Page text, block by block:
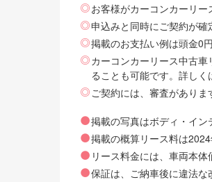
お客様がカーコンカーリー
申込みと同時にご契約が確
掲載のお支払い例は頭金0
カーコンカーリース中古
ることも可能です。詳しく
ご契約には、審査がありま
掲載の写真はボディ・イン
掲載の概算リース料は
リース料金には、車両本
保証は、ご納車後に違法な